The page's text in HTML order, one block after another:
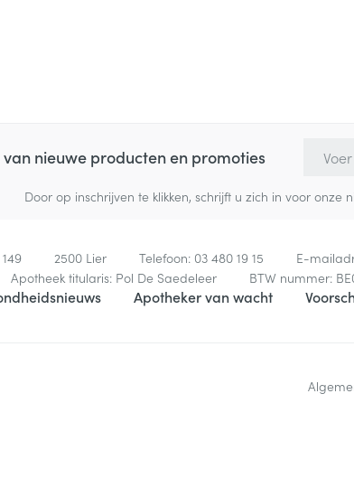
nieuwe producten en promoties
Door op inschrijven te klikken, schrijft u zich in voor
2500 Lier Telefoon: 03 480 19 15 E-
Apotheek titularis: Pol De Saedeleer BTW nummer:
Apotheker van wacht